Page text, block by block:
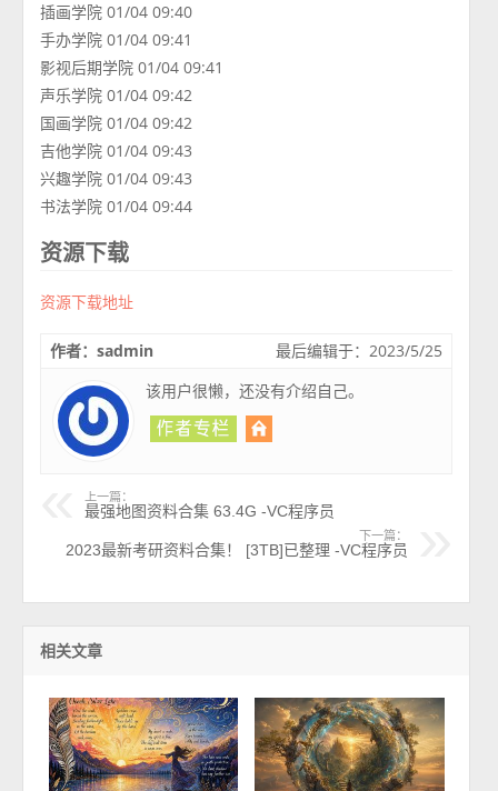
插画学院 01/04 09:40
手办学院 01/04 09:41
影视后期学院 01/04 09:41
声乐学院 01/04 09:42
国画学院 01/04 09:42
吉他学院 01/04 09:43
兴趣学院 01/04 09:43
书法学院 01/04 09:44
资源下载
资源下载地址
最后编辑于：2023/5/25
作者：sadmin
该用户很懒，还没有介绍自己。
上一篇：
最强地图资料合集 63.4G -VC程序员
下一篇：
2023最新考研资料合集！ [3TB]已整理 -VC程序员
相关文章